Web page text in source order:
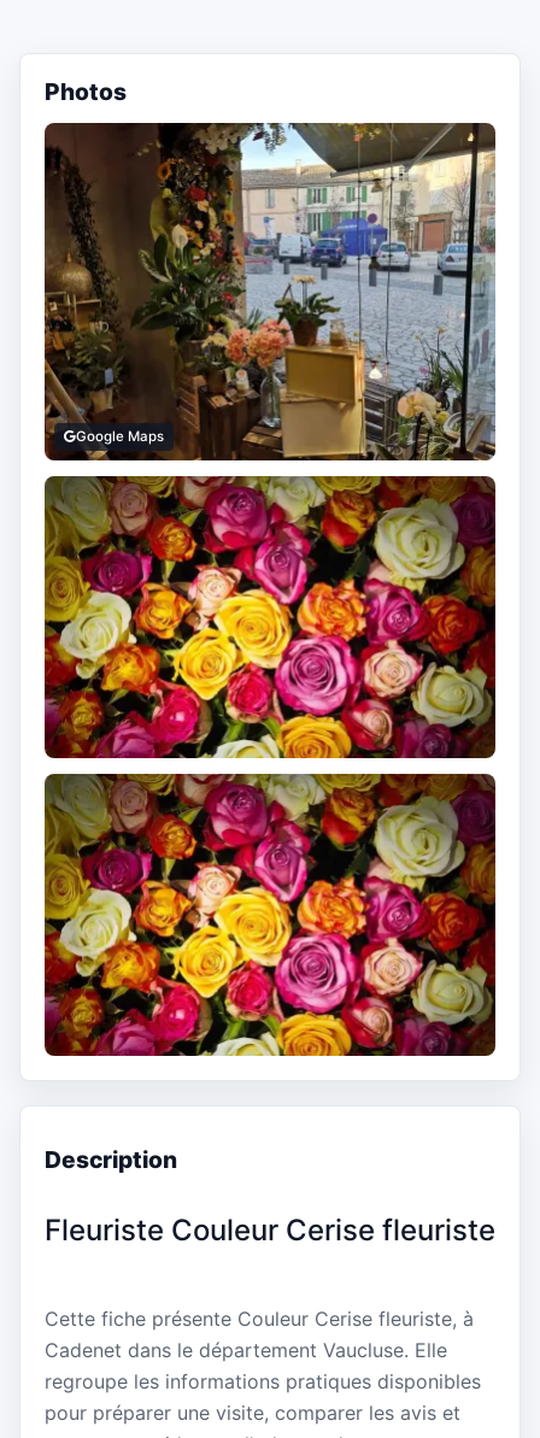
Photos
Google Maps
Description
Fleuriste Couleur Cerise fleuriste
Cette fiche présente Couleur Cerise fleuriste, à
Cadenet dans le département Vaucluse. Elle
regroupe les informations pratiques disponibles
pour préparer une visite, comparer les avis et